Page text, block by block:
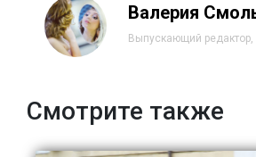
Валерия
Выпускающий редактор,
Смотрите также